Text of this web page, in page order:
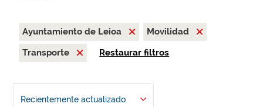
Ayuntamiento de Leioa
Movilidad
Transporte
Restaurar filtros
Recientemente actualizado